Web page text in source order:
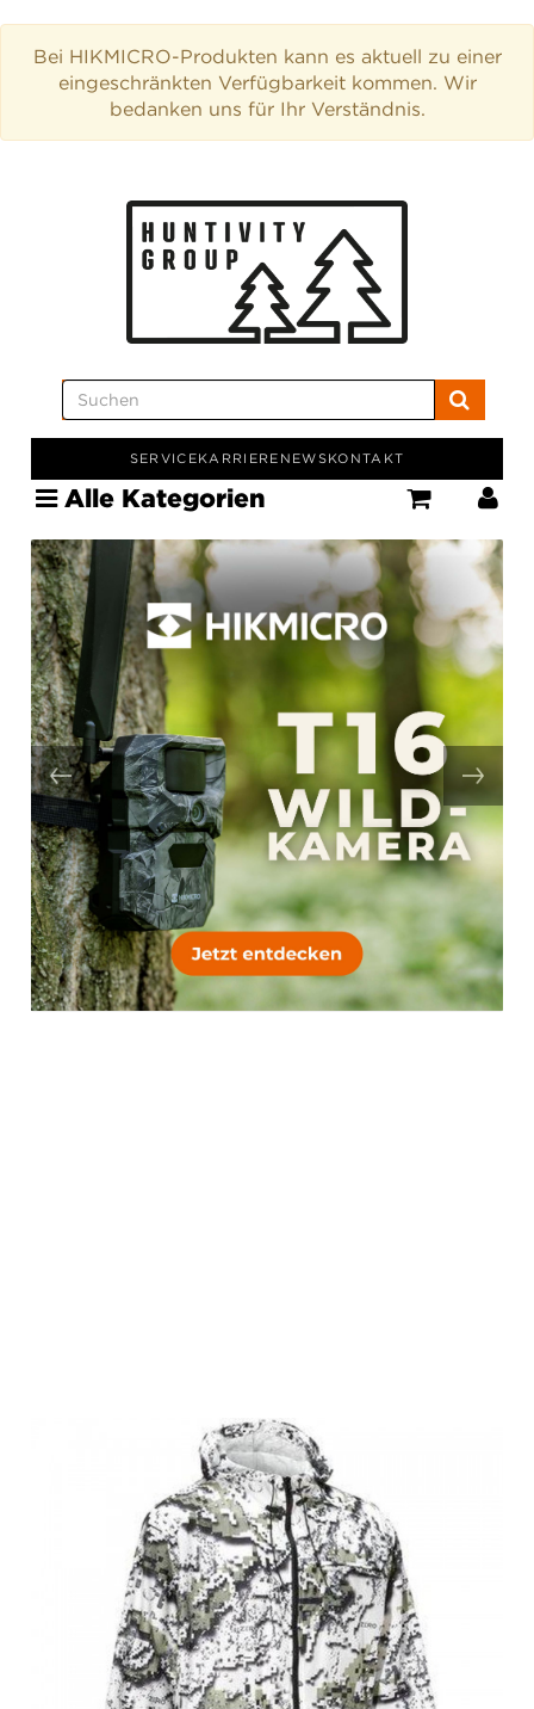
Bei HIKMICRO-Produkten kann es aktuell zu einer
eingeschränkten Verfügbarkeit kommen. Wir
bedanken uns für Ihr Verständnis.
SERVICEKARRIERE NEWSKONTAKT
Alle Kategorien